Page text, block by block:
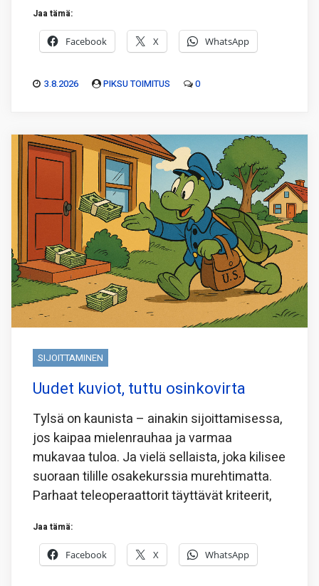
Jaa tämä:
Facebook X WhatsApp
3.8.2026 PIKSU TOIMITUS 0
SIJOITTAMINEN
Uudet kuviot, tuttu osinkovirta
Tylsä on kaunista – ainakin sijoittamisessa,
jos kaipaa mielenrauhaa ja varmaa
mukavaa tuloa. Ja vielä sellaista, joka kilisee
suoraan tilille osakekurssia murehtimatta.
Parhaat teleoperaattorit täyttävät kriteerit,
Jaa tämä:
Facebook X WhatsApp